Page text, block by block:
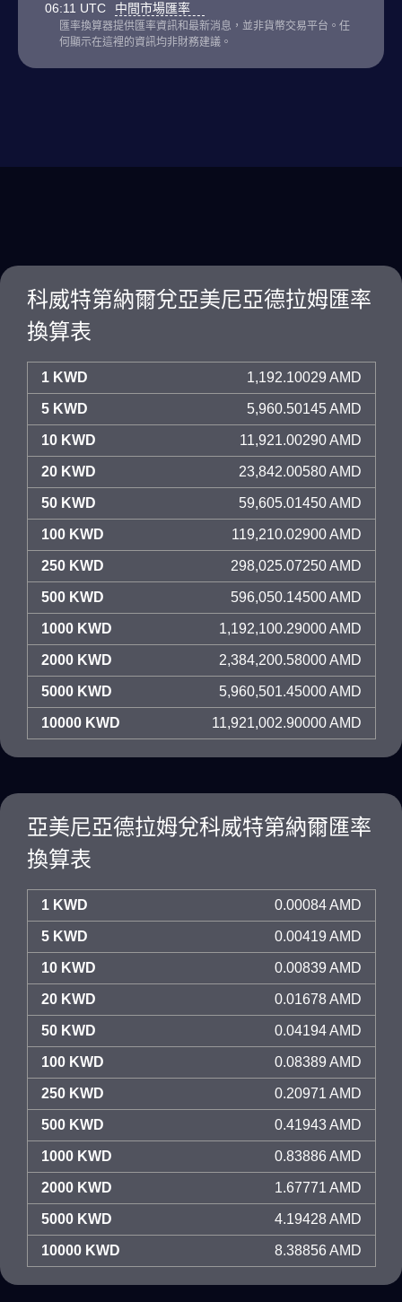
06:11 UTC 中間市場匯率
匯率換算器提供匯率資訊和最新消息，並非貨幣交易平台。任
何顯示在這裡的資訊均非財務建議。
科威特第納爾兌亞美尼亞德拉姆匯率
換算表
1 KWD 1,192.10029 AMD
5 KWD 5,960.50145 AMD
10 KWD 11,921.00290 AMD
20 KWD 23,842.00580 AMD
50 KWD 59,605.01450 AMD
100 KWD 119,210.02900 AMD
250 KWD 298,025.07250 AMD
500 KWD 596,050.14500 AMD
1000 KWD 1,192,100.29000 AMD
2000 KWD 2,384,200.58000 AMD
5000 KWD 5,960,501.45000 AMD
10000 KWD 11,921,002.90000 AMD
亞美尼亞德拉姆兌科威特第納爾匯率
換算表
1 KWD 0.00084 AMD
5 KWD 0.00419 AMD
10 KWD 0.00839 AMD
20 KWD 0.01678 AMD
50 KWD 0.04194 AMD
100 KWD 0.08389 AMD
250 KWD 0.20971 AMD
500 KWD 0.41943 AMD
1000 KWD 0.83886 AMD
2000 KWD 1.67771 AMD
5000 KWD 4.19428 AMD
10000 KWD 8.38856 AMD